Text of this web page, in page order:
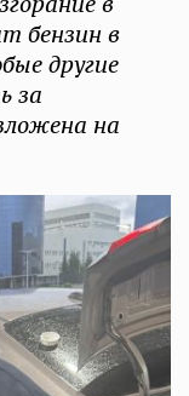
бензин в
другие
за
на